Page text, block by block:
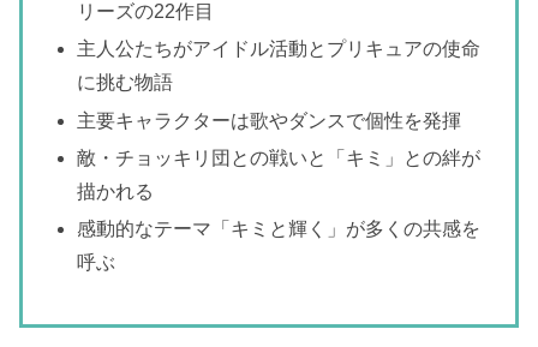
リーズの22作目
主人公たちがアイドル活動とプリキュアの使命
に挑む物語
主要キャラクターは歌やダンスで個性を発揮
敵・チョッキリ団との戦いと「キミ」との絆が
描かれる
感動的なテーマ「キミと輝く」が多くの共感を
呼ぶ